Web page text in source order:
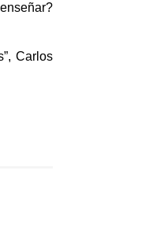
Carlos